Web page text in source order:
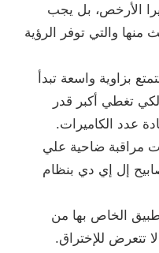
الأرخص، بل يجب
منها والتي توفر الرؤية
بزاوية واسعة تبدأ
لكي تغطي أكبر قدر
عدد الكاميرات.
مراقبة ضاحية علي
إل إي دي بنظام
الخاص بها من
تتعرض للإختراق.